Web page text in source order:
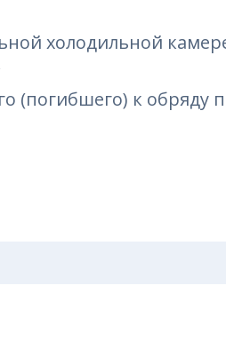
холодильной
(погибшего) к обряду